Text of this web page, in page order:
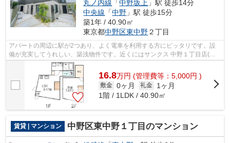
丸ノ内線 「中野坂上 」駅 徒歩14分
中央線 「中野 」駅 徒歩15分
築1年 / 40.90㎡
東京都中野区東中野２丁目
アパートの周辺に駅が2つあり、よく電車を利用する方にピッタリです。設
備が充実してうれしい、築浅物件です。近くにはサンクス 中野１丁目店(徒
歩2分)がありちょっとした買い物に便利...
16.8万円 (管理費等：5,000円 )
敷金 0ヶ月 礼金
1ヶ月
1階 / 1LDK / 40.90㎡
賃貸 | マンション 中野区東中野１丁目のマンション